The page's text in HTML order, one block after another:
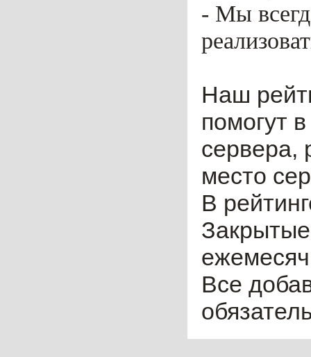
- Мы
Наш
помогут
сервера,
место
В
Все